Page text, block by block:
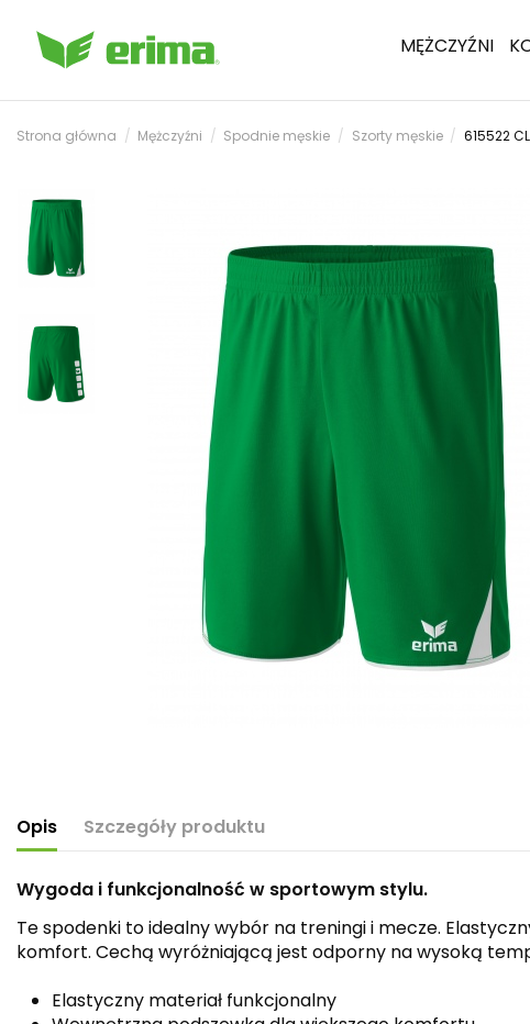
MĘŻCZYŹNI
Strona główna Mężczyźni Spodnie męskie Szorty męskie 615522
Opis Szczegóły produktu
Wygoda i funkcjonalność w sportowym stylu.
Te spodenki to idealny wybór na treningi i mecze.
komfort. Cechą wyróżniającą jest odporny na wysoką
Elastyczny materiał funkcjonalny